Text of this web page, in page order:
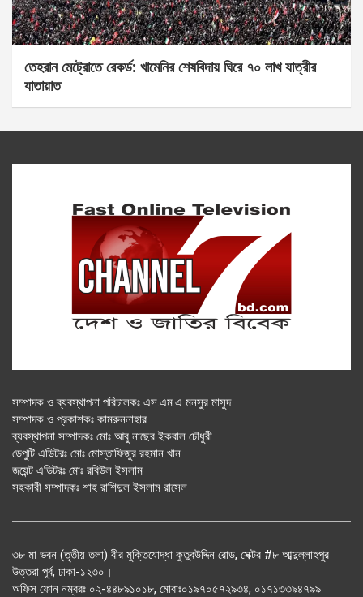
তেহরান মেট্রোতে রেকর্ড: খামেনির শেষবিদায় ঘিরে ৭০ লাখ যাত্রীর
যাতায়াত
সম্পাদক ও ব্যবস্থাপনা পরিচালকঃ এস.এম.এ মনসুর মাসুদ
সম্পাদক ও প্রকাশকঃ কামরুননাহার
ব্যবস্থাপনা সম্পাদকঃ মোঃ আবু নাছের ইকবাল চৌধুরী
ডেপুটি এডিটরঃ মোঃ মোস্তাফিজুর রহমান খান
জয়েন্ট এডিটরঃ মোঃ রবিউল ইসলাম
সহকারী সম্পাদকঃ শাহ রাশিদুল ইসলাম রাসেল
৩৮ মা ভবন (তৃতীয় তলা) বীর মুক্তিযোদ্ধা কুতুবউদ্দিন রোড, সেক্টর #৮ আব্দুল্লাহপুর
উত্তরা পূর্ব, ঢাকা-১২৩০।
অফিস ফোন নম্বরঃ ০২-৪৪৮৯১০১৮, মোবাঃ০১৯৭০৫৭২৯৩৪, ০১৭১৩৩৯৪৭৯৯